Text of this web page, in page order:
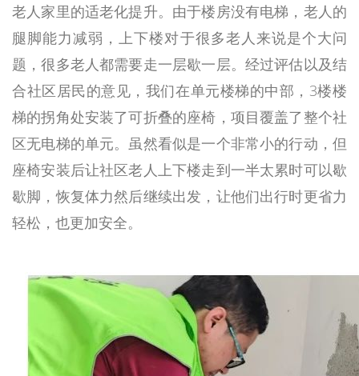
老人家里的适老化提升。由于楼房没有电梯，老人的
腿脚能力减弱，上下楼对于很多老人来说是个大问
题，很多老人都需要走一层歇一层。经过评估以及结
合社区居民的意见，我们在单元楼梯的中部，3楼楼
梯的拐角处安装了可折叠的座椅，项目覆盖了整个社
区无电梯的单元。虽然看似是一个非常小的行动，但
座椅安装后让社区老人上下楼走到一半太累时可以歇
歇脚，恢复体力然后继续出发，让他们出行时更省力
轻松，也更加安全。